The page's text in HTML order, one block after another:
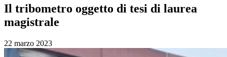
Il tribometro oggetto di tesi di laurea
magistrale
22 marzo 2023